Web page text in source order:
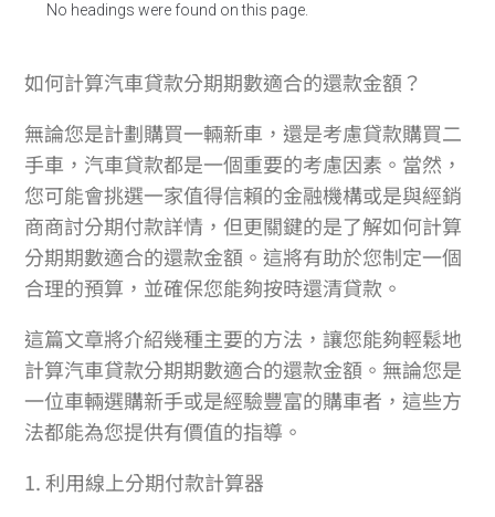
No headings were found on this page.
如何計算汽車貸款分期期數適合的還款金額？
無論您是計劃購買一輛新車，還是考慮貸款購買二
手車，汽車貸款都是一個重要的考慮因素。當然，
您可能會挑選一家值得信賴的金融機構或是與經銷
商商討分期付款詳情，但更關鍵的是了解如何計算
分期期數適合的還款金額。這將有助於您制定一個
合理的預算，並確保您能夠按時還清貸款。
這篇文章將介紹幾種主要的方法，讓您能夠輕鬆地
計算汽車貸款分期期數適合的還款金額。無論您是
一位車輛選購新手或是經驗豐富的購車者，這些方
法都能為您提供有價值的指導。
1. 利用線上分期付款計算器